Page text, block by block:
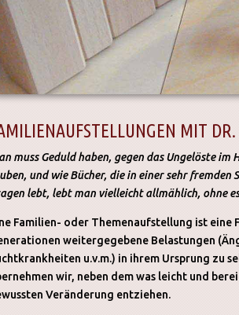
MIT
muss Geduld haben, gegen das Ungelöste im
und wie Bücher, die in einer sehr fremden
lebt, lebt man vielleicht allmählich, ohne
Familien- oder Themenaufstellung ist
weitergegebene Belastungen
u.v.m.) in ihrem Ursprung zu
wir, neben dem was leicht und
Veränderung entziehen.